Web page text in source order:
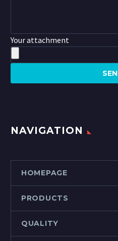
Your attachment
NAVIGATION
HOMEPAGE
PRODUCTS
QUALITY